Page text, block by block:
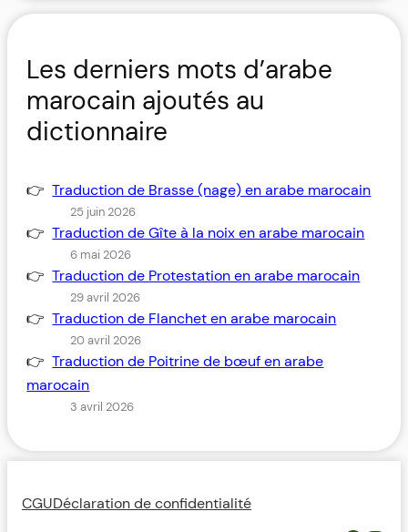
Les derniers mots d’arabe
marocain ajoutés au
dictionnaire
Traduction de Brasse (nage) en arabe marocain
25 juin 2026
Traduction de Gîte à la noix en arabe marocain
6 mai 2026
Traduction de Protestation en arabe marocain
29 avril 2026
Traduction de Flanchet en arabe marocain
20 avril 2026
Traduction de Poitrine de bœuf en arabe
marocain
3 avril 2026
CGUDéclaration de confidentialité